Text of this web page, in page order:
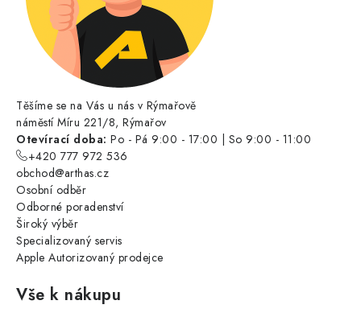
Těšíme se na Vás u nás v Rýmařově
náměstí Míru 221/8, Rýmařov
Otevírací doba: Po - Pá 9:00 - 17:00 | So 9:00 - 11:00
+420 777 972 536
obchod@arthas.cz
Osobní odběr
Odborné poradenství
Široký výběr
Specializovaný servis
Apple Autorizovaný prodejce
Vše k nákupu